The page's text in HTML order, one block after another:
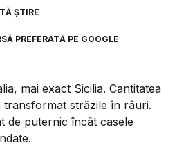
ȘTIRE
PREFERATĂ PE GOOGLE
mai exact Sicilia. Cantitatea
transformat străzile în râuri.
de puternic încât casele